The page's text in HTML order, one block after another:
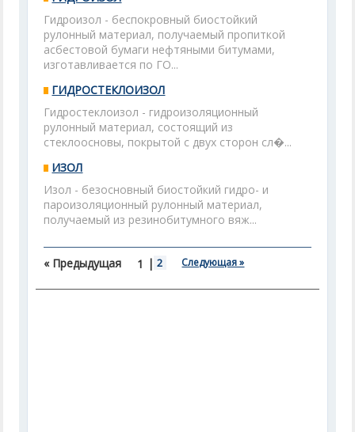
Гидроизол - беспокровный биостойкий
рулонный материал, получаемый пропиткой
асбестовой бумаги нефтяными битумами,
изготавливается по ГО...
ГИДРОСТЕКЛОИЗОЛ
Гидростеклоизол - гидроизоляционный
рулонный материал, состоящий из
стеклоосновы, покрытой с двух сторон сл�...
ИЗОЛ
Изол - безосновный биостойкий гидро- и
пароизоляционный рулонный материал,
получаемый из резинобитумного вяж...
« Предыдущая 1 | 2 Следующая »